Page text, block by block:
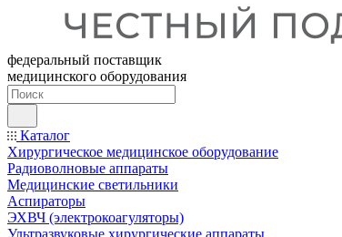
федеральный поставщик
медицинского оборудования
Каталог
Хирургическое медицинское оборудование
Радиоволновые аппараты
Медицинские светильники
Аспираторы
ЭХВЧ (электрокоагуляторы)
Ультразвуковые хирургические аппараты